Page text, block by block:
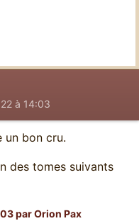
à 14:03
un bon cru.
des tomes suivants
par Orion Pax